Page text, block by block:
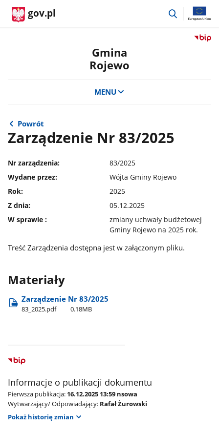
gov.pl
przejdź
Przejdź
Gmina
Rojewo
MENU
Powrót
Zarządzenie Nr 83/2025
Nr zarządzenia:
83/2025
Wydane przez:
Wójta Gminy Rojewo
Rok:
2025
Z dnia:
05.12.2025
W sprawie :
zmiany uchwały budżetowej
Gminy Rojewo na 2025 rok.
Treść Zarządzenia dostępna jest w załączonym pliku.
Materiały
Zarządzenie Nr 83/2025
83​_2025.pdf 0.18MB
Informacje o publikacji dokumentu
Pierwsza publikacja: 16.12.2025 13:59 nsowa
Wytwarzający/ Odpowiadający: Rafał Żurowski
Pokaż historię zmian